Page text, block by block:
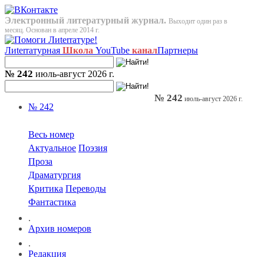
Электронный литературный журнал. Выходит один раз в
месяц. Основан в апреле 2014 г.
Лиterraтурная Школа YouTube каналПартнеры
№ 242 июль-август 2026 г.
№ 242
Весь номер
Актуальное Поэзия
Проза
Драматургия
Критика Переводы
Фантастика
.
Архив номеров
.
Редакция
№ 242 июль-август 2026 г.